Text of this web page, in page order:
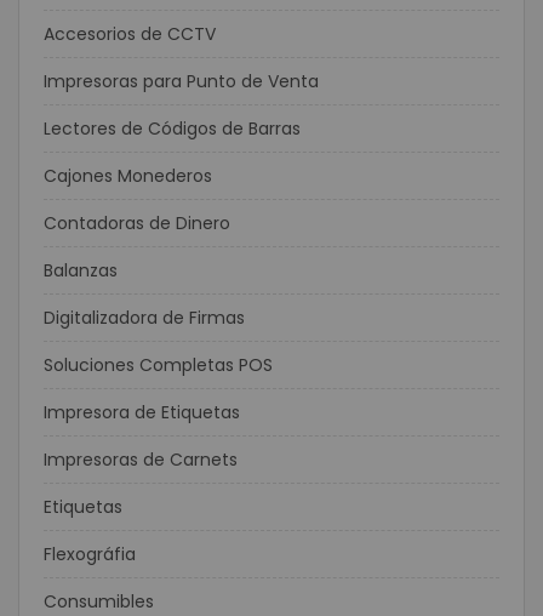
Accesorios de CCTV
Impresoras para Punto de Venta
Lectores de Códigos de Barras
Cajones Monederos
Contadoras de Dinero
Balanzas
Digitalizadora de Firmas
Soluciones Completas POS
Impresora de Etiquetas
Impresoras de Carnets
Etiquetas
Flexográfia
Consumibles